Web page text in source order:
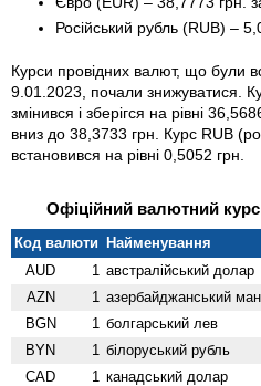
Російський рубль (RUB) –
Курси провідних валют, що були
9.01.2023, почали знижуватися.
змінився і зберігся на рівні
вниз до 38,3733 грн. Курс RUB
встановився на рівні 0,5052 грн.
Офіційний валютний
Код валюти Найменування
AUD
1 австралійський долар
AZN 1 азербайджанський
BGN 1 болгарський лев
BYN 1 білоруський рубль
CAD 1 канадський долар